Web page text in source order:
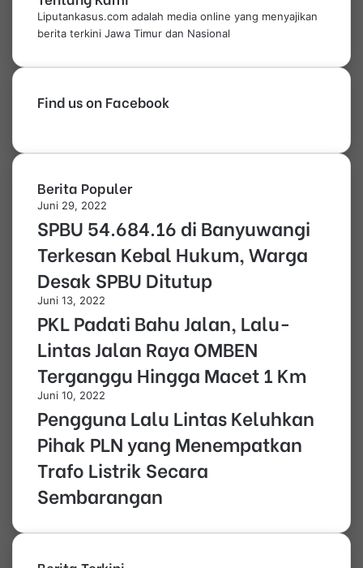
Liputankasus.com adalah media online yang menyajikan
berita terkini Jawa Timur dan Nasional
Find us on Facebook
Berita Populer
Juni 29, 2022
SPBU 54.684.16 di Banyuwangi
Terkesan Kebal Hukum, Warga
Desak SPBU Ditutup
Juni 13, 2022
PKL Padati Bahu Jalan, Lalu-
Lintas Jalan Raya OMBEN
Terganggu Hingga Macet 1 Km
Juni 10, 2022
Pengguna Lalu Lintas Keluhkan
Pihak PLN yang Menempatkan
Trafo Listrik Secara
Sembarangan